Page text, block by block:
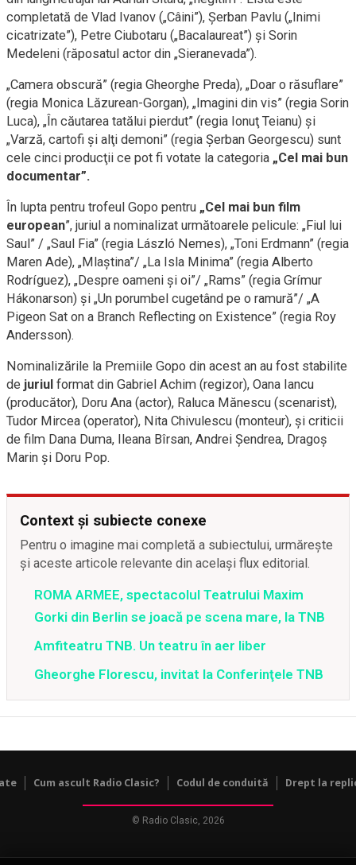
completată de Vlad Ivanov („Câini”), Şerban Pavlu („Inimi
cicatrizate”), Petre Ciubotaru („Bacalaureat”) şi Sorin
Medeleni (răposatul actor din „Sieranevada”).
„Camera obscură” (regia Gheorghe Preda), „Doar o răsuflare”
(regia Monica Lăzurean-Gorgan), „Imagini din vis” (regia Sorin
Luca), „În căutarea tatălui pierdut” (regia Ionuţ Teianu) şi
„Varză, cartofi şi alţi demoni” (regia Şerban Georgescu) sunt
cele cinci producţii ce pot fi votate la categoria „Cel mai bun
documentar”.
În lupta pentru trofeul Gopo pentru „Cel mai bun film
european”, juriul a nominalizat următoarele pelicule: „Fiul lui
Saul” / „Saul Fia” (regia László Nemes), „Toni Erdmann” (regia
Maren Ade), „Mlaştina”/ „La Isla Minima” (regia Alberto
Rodríguez), „Despre oameni şi oi”/ „Rams” (regia Grímur
Hákonarson) şi „Un porumbel cugetând pe o ramură”/ „A
Pigeon Sat on a Branch Reflecting on Existence” (regia Roy
Andersson).
Nominalizările la Premiile Gopo din acest an au fost stabilite
de juriul format din Gabriel Achim (regizor), Oana Iancu
(producător), Doru Ana (actor), Raluca Mănescu (scenarist),
Tudor Mircea (operator), Nita Chivulescu (monteur), şi criticii
de film Dana Duma, Ileana Bîrsan, Andrei Şendrea, Dragoş
Marin şi Doru Pop.
Context și subiecte conexe
Pentru o imagine mai completă a subiectului, urmărește
și aceste articole relevante din același flux editorial.
ROMA ARMEE, spectacolul Teatrului Maxim
Gorki din Berlin se joacă pe scena mare, la TNB
Amfiteatru TNB. Un teatru în aer liber
Gheorghe Florescu, invitat la Conferinţele TNB
Cum ascult Radio Clasic? Codul de conduită Drept la
© Radio Clasic, 2026